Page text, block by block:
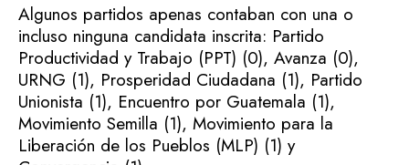
Algunos partidos apenas contaban con una o
incluso ninguna candidata inscrita: Partido
Productividad y Trabajo (PPT) (0), Avanza (0),
URNG (1), Prosperidad Ciudadana (1), Partido
Unionista (1), Encuentro por Guatemala (1),
Movimiento Semilla (1), Movimiento para la
Liberación de los Pueblos (MLP) (1) y